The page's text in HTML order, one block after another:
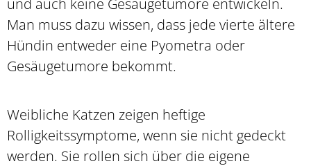
und auch keine Gesäugetumore entwickeln.
Man muss dazu wissen, dass jede vierte ältere
Hündin entweder eine Pyometra oder
Gesäugetumore bekommt.
Weibliche Katzen zeigen heftige
Rolligkeitssymptome, wenn sie nicht gedeckt
werden. Sie rollen sich über die eigene